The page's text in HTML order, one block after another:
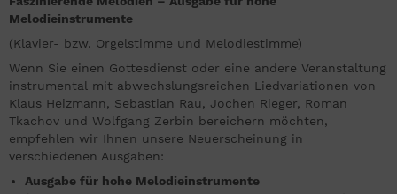
Melodieinstrumente
(Klavier- bzw. Orgelstimme und Melodiestimme)
Wenn Sie einen Gottesdienst oder eine andere Veranstaltung
instrumental mit abwechslungsreichen Liedvariationen von
Klaus Heizmann, Sebastian Rau, Jochen Rieger, Roman
Tkachov und Wolfgang Zerbin bereichern möchten,
empfehlen wir Ihnen unsere Neuerscheinung in
verschiedenen Ausgaben:
Ausgabe für hohe Melodieinstrumente